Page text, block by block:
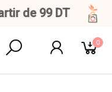
de 99 DT
0